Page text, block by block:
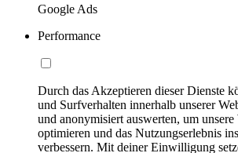
Google Ads
Performance
Durch das Akzeptieren dieser Dienste
und Surfverhalten innerhalb unserer
und anonymisiert auswerten, um unsere
optimieren und das Nutzungserlebnis
verbessern. Mit deiner Einwilligung